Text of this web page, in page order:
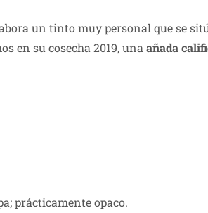
un tinto muy personal que se
en su cosecha 2019, unaañada
prácticamente opaco.